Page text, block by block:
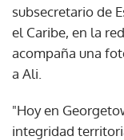
subsecretario de
el Caribe, en la
acompaña una
a Ali.
"Hoy en
integridad